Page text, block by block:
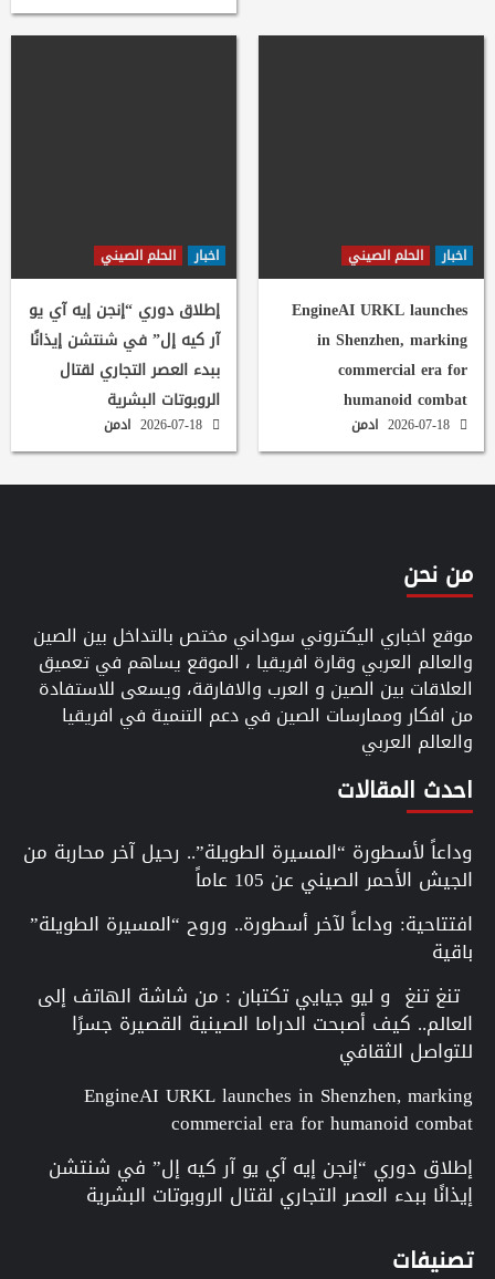
اخبار الحلم الصيني
EngineAI URKL launches
in Shenzhen, marking
commercial era for
humanoid combat
ادمن
اخبار الحلم الصيني
إطلاق دوري “إنجن إيه آي يو
آر كيه إل” في شنتشن إيذانًا
ببدء العصر التجاري لقتال
الروبوتات البشرية
ادمن
من نحن
موقع اخباري اليكتروني سوداني مختص بالتداخل بين الصين
والعالم العربي وقارة افريقيا ، الموقع يساهم في تعميق
العلاقات بين الصين و العرب والافارقة، ويسعى للاستفادة
من افكار وممارسات الصين في دعم التنمية في افريقيا
والعالم العربي
احدث المقالات
وداعاً لأسطورة “المسيرة الطويلة”.. رحيل آخر محاربة من
الجيش الأحمر الصيني عن 105 عاماً
افتتاحية: وداعاً لآخر أسطورة.. وروح “المسيرة الطويلة”
باقية
تنغ تنغ و ليو جيايي تكتبان : من شاشة الهاتف إلى
العالم.. كيف أصبحت الدراما الصينية القصيرة جسرًا
للتواصل الثقافي
EngineAI URKL launches in Shenzhen, marking
commercial era for humanoid combat
إطلاق دوري “إنجن إيه آي يو آر كيه إل” في شنتشن
إيذانًا ببدء العصر التجاري لقتال الروبوتات البشرية
تصنيفات